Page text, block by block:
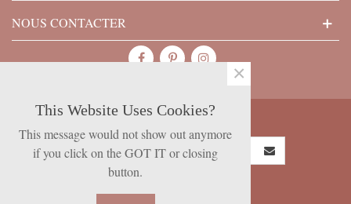
NOUS CONTACTER
SUBSCRIBE NOW
This Website Uses Cookies?
This message would not show out anymore
if you click on the GOT IT or closing
button.
×